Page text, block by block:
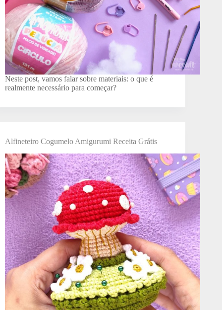
Neste post, vamos falar sobre materiais: o que é
realmente necessário para começar?
Alfineteiro Cogumelo Amigurumi Receita Grátis